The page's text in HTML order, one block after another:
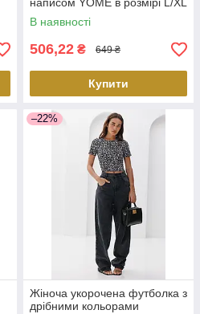
В наявності
506,22 ₴ 649 ₴
Купити
–22%
Жіноча укорочена футболка з
дрібними кольорами